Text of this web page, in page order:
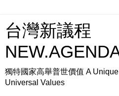
台灣新議程
獨特國家高舉普世價值 A
Universal Values